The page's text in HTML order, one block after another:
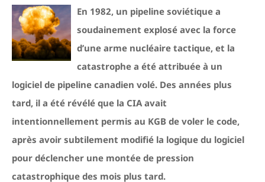
En 1982, un pipeline soviétique a
soudainement explosé avec la force
d’une arme nucléaire tactique, et la
catastrophe a été attribuée à un
logiciel de pipeline canadien volé. Des années plus
tard, il a été révélé que la CIA avait
intentionnellement permis au KGB de voler le code,
après avoir subtilement modifié la logique du logiciel
pour déclencher une montée de pression
catastrophique des mois plus tard.